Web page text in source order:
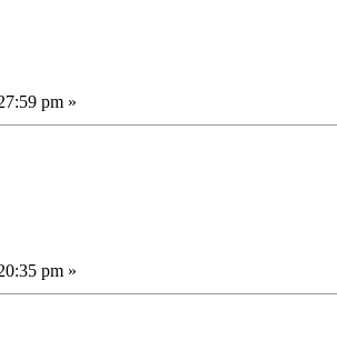
pm »
pm »